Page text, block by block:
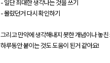
- 일단 최대한 생각나는 것을 쓰기
- 몰랐던거 다시 확인하기
그리고 만약에 생각해내지 못한 개념이나 놓
하루동안 붙이는 것도 도움이 된거 같아요!